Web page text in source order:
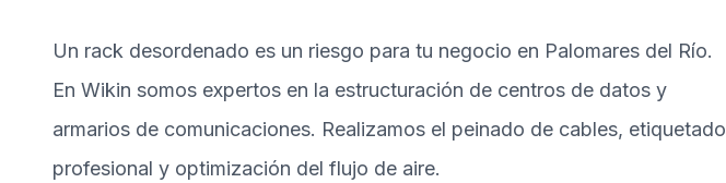
Un rack desordenado es un riesgo para tu negocio en Palomares del Río.
En Wikin somos expertos en la estructuración de centros de datos y
armarios de comunicaciones. Realizamos el peinado de cables, etiquetado
profesional y optimización del flujo de aire.